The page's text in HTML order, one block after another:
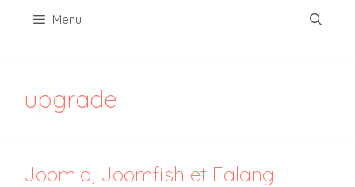
Menu
upgrade
Joomla, Joomfish et Falang